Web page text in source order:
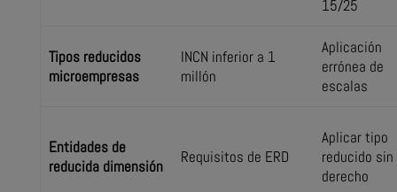
15/25
Tipos reducidos
microempresas
INCN inferior a 1
millón
Aplicación
errónea de
escalas
Entidades de
reducida dimensión
Requisitos de ERD
Aplicar tipo
reducido sin
derecho